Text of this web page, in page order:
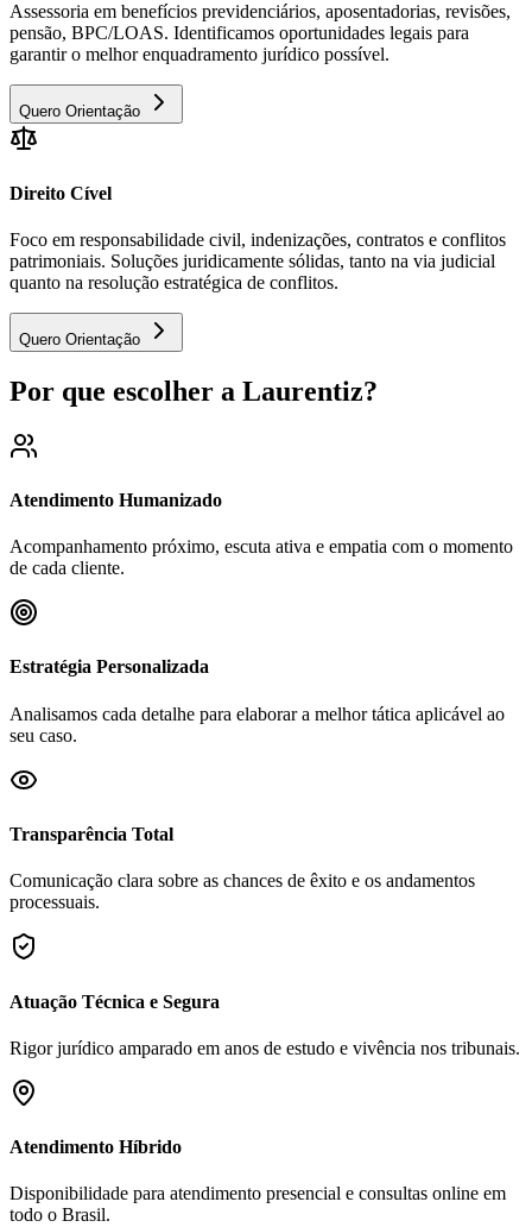
Assessoria em benefícios previdenciários, aposentadorias, revisões,
pensão, BPC/LOAS. Identificamos oportunidades legais para
garantir o melhor enquadramento jurídico possível.
Quero Orientação
Direito Cível
Foco em responsabilidade civil, indenizações, contratos e conflitos
patrimoniais. Soluções juridicamente sólidas, tanto na via judicial
quanto na resolução estratégica de conflitos.
Quero Orientação
Por que escolher a Laurentiz?
Atendimento Humanizado
Acompanhamento próximo, escuta ativa e empatia com o momento
de cada cliente.
Estratégia Personalizada
Analisamos cada detalhe para elaborar a melhor tática aplicável ao
seu caso.
Transparência Total
Comunicação clara sobre as chances de êxito e os andamentos
processuais.
Atuação Técnica e Segura
Rigor jurídico amparado em anos de estudo e vivência nos tribunais.
Atendimento Híbrido
Disponibilidade para atendimento presencial e consultas online em
todo o Brasil.